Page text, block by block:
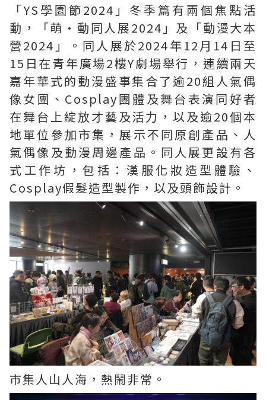
「YS學園節2024」冬季篇有兩個焦點活
動，「萌•動同人展2024」及「動漫大本
營2024」。同人展於2024年12月14日至
15日在青年廣場2樓Y劇場舉行，連續兩天
嘉年華式的動漫盛事集合了逾20組人氣偶
像女團、Cosplay團體及舞台表演同好者
在舞台上綻放才藝及活力，以及逾20個本
地單位參加市集，展示不同原創產品、人
氣偶像及動漫周邊產品。同人展更設有各
式工作坊，包括：漢服化妝造型體驗、
Cosplay假髮造型製作，以及頭飾設計。
市集人山人海，熱鬧非常。